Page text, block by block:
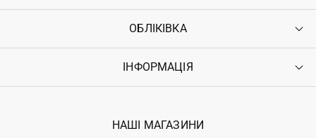
Контакти
Повернення
Гарантія
ОБЛІКІВКА
Увійти
Ostriv Club+
ІНФОРМАЦІЯ
Наші магазини
НАШІ МАГАЗИНИ